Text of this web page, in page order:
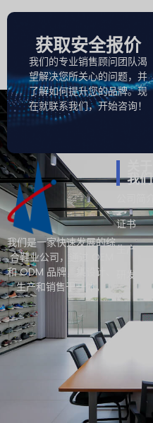
获取安全报价
我们的专业销售顾问团队渴
望解决您所关心的问题，并
了解如何提升您的品牌。现
在就联系我们，开始咨询！
我们是一家快速发展的综
合鞋业公司，通过 OEM
和 ODM 品牌，集设计、
生产和销售于一体。.
我们
证书
生产
研发